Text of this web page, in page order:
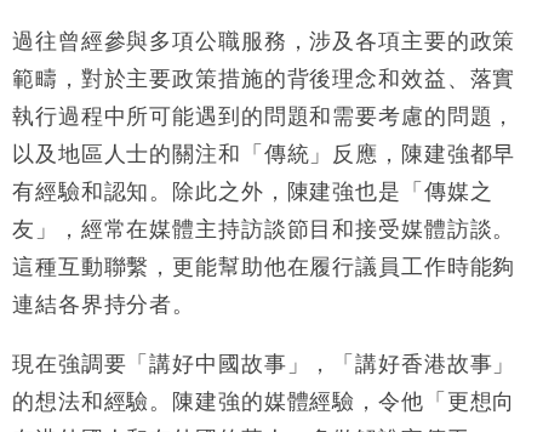
過往曾經參與多項公職服務，涉及各項主要的政策
範疇，對於主要政策措施的背後理念和效益、落實
執行過程中所可能遇到的問題和需要考慮的問題，
以及地區人士的關注和「傳統」反應，陳建強都早
有經驗和認知。除此之外，陳建強也是「傳媒之
友」，經常在媒體主持訪談節目和接受媒體訪談。
這種互動聯繫，更能幫助他在履行議員工作時能夠
連結各界持分者。
現在強調要「講好中國故事」，「講好香港故事」
的想法和經驗。陳建強的媒體經驗，令他「更想向